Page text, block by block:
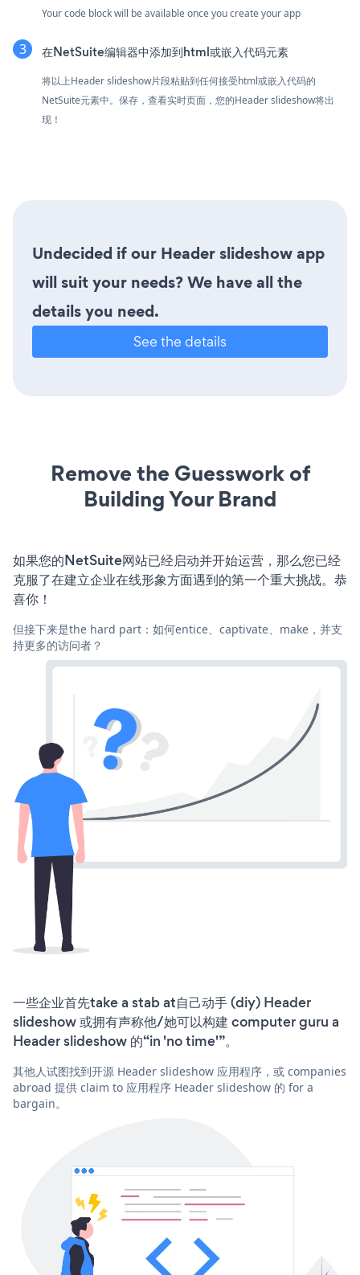
Your code block will be available once you create your app
在NetSuite编辑器中添加到html或嵌入代码元素
将以上Header slideshow片段粘贴到任何接受html或嵌入代码的
NetSuite元素中。保存，查看实时页面，您的Header slideshow将出
现！
Undecided if our Header slideshow app
will suit your needs? We have all the
details you need.
See the details
Remove the Guesswork of
Building Your Brand
如果您的NetSuite网站已经启动并开始运营，那么您已经
克服了在建立企业在线形象方面遇到的第一个重大挑战。恭
喜你！
但接下来是the hard part：如何entice、captivate、make，并支
持更多的访问者？
一些企业首先take a stab at自己动手 (diy) Header
slideshow 或拥有声称他/她可以构建 computer guru a
Header slideshow 的“in 'no time'”。
其他人试图找到开源 Header slideshow 应用程序，或 companies
abroad 提供 claim to 应用程序 Header slideshow 的 for a
bargain。